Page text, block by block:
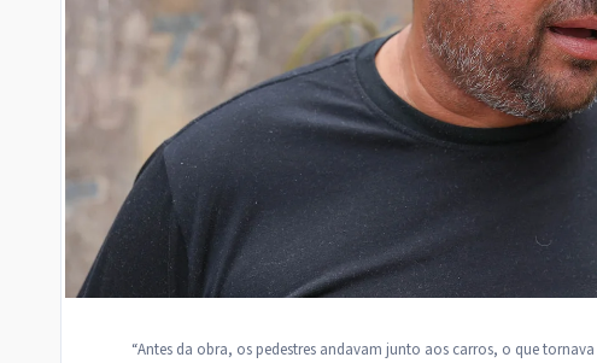
“Antes da obra, os pedestres andavam junto aos carros, o que